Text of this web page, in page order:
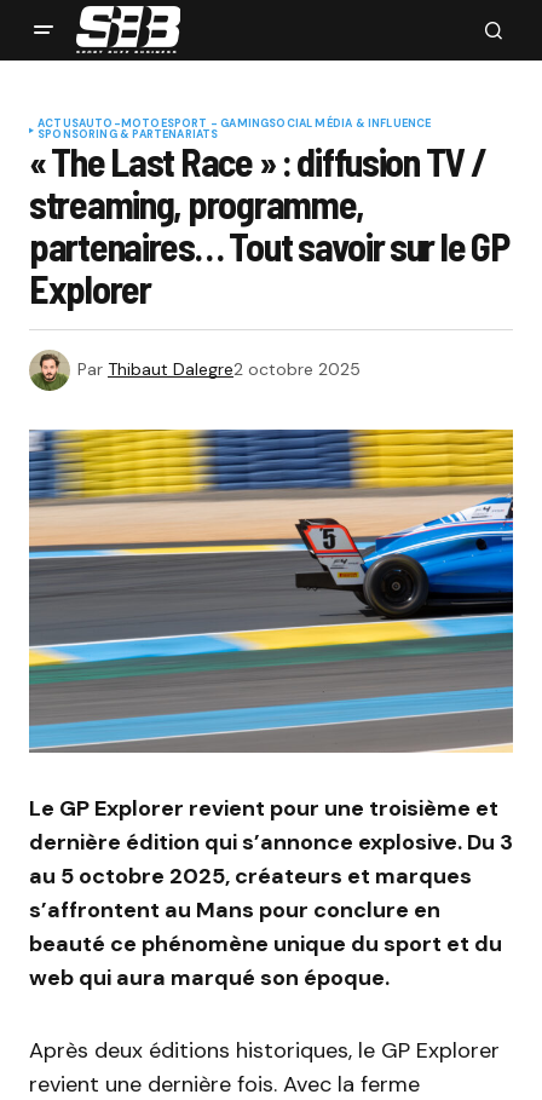
ACTUSAUTO-MOTOESPORT - GAMINGSOCIAL MÉDIA & INFLUENCE
SPONSORING & PARTENARIATS
« The Last Race » : diffusion TV /
streaming, programme,
partenaires… Tout savoir sur le GP
Explorer
Par Thibaut Dalegre2 octobre 2025
Le GP Explorer revient pour une troisième et
dernière édition qui s’annonce explosive. Du 3
au 5 octobre 2025, créateurs et marques
s’affrontent au Mans pour conclure en
beauté ce phénomène unique du sport et du
web qui aura marqué son époque.
Après deux éditions historiques, le GP Explorer
revient une dernière fois. Avec la ferme